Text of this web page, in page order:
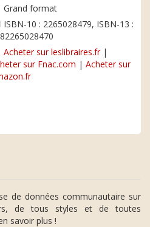
Grand format
ISBN-10 : 2265028479, ISBN-13 :
Acheter sur leslibraires.fr|
sur Fnac.com | Acheter sur
de données communautaire sur
de tous styles et de toutes
savoir plus !